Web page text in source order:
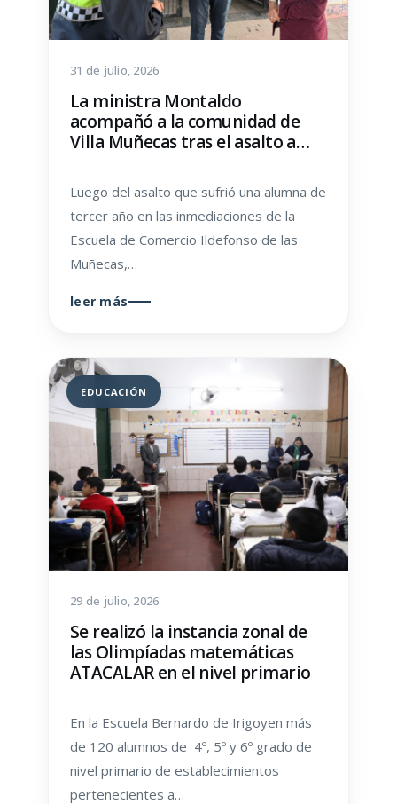
31 de julio, 2026
La ministra Montaldo
acompañó a la comunidad de
Villa Muñecas tras el asalto a
Luego del asalto que sufrió una alumna de
tercer año en las inmediaciones de la
Escuela de Comercio Ildefonso de las
Muñecas,…
leer más
EDUCACIÓN
29 de julio, 2026
Se realizó la instancia zonal de
las Olimpíadas matemáticas
ATACALAR en el nivel primario
En la Escuela Bernardo de Irigoyen más
de 120 alumnos de 4º, 5º y 6º grado de
nivel primario de establecimientos
pertenecientes a…